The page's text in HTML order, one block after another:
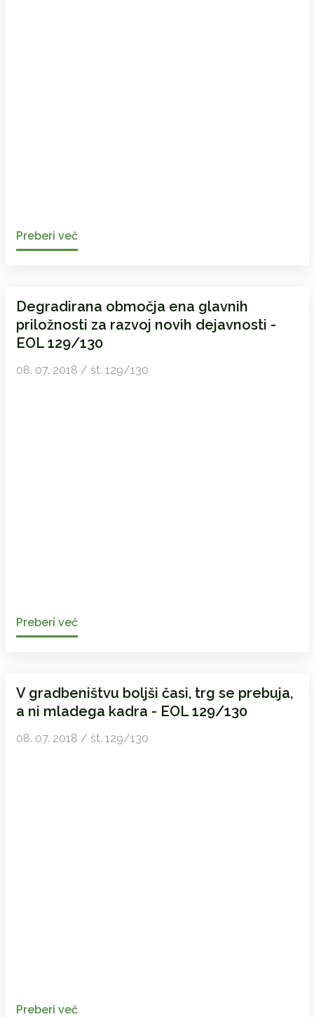
Preberi več
Degradirana območja ena glavnih
priložnosti za razvoj novih dejavnosti -
EOL 129/130
08. 07. 2018 / št. 129/130
Preberi več
V gradbeništvu boljši časi, trg se prebuja,
a ni mladega kadra - EOL 129/130
08. 07. 2018 / št. 129/130
Preberi več